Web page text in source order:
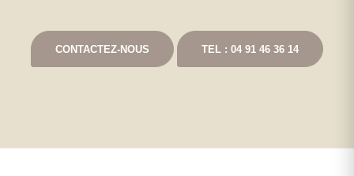
CONTACTEZ-NOUS TEL : 04 91 46 36 14